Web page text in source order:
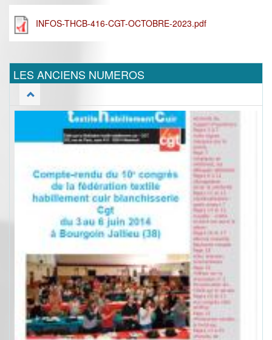
INFOS-THCB-416-CGT-OCTOBRE-2023.pdf
LES ANCIENS NUMEROS